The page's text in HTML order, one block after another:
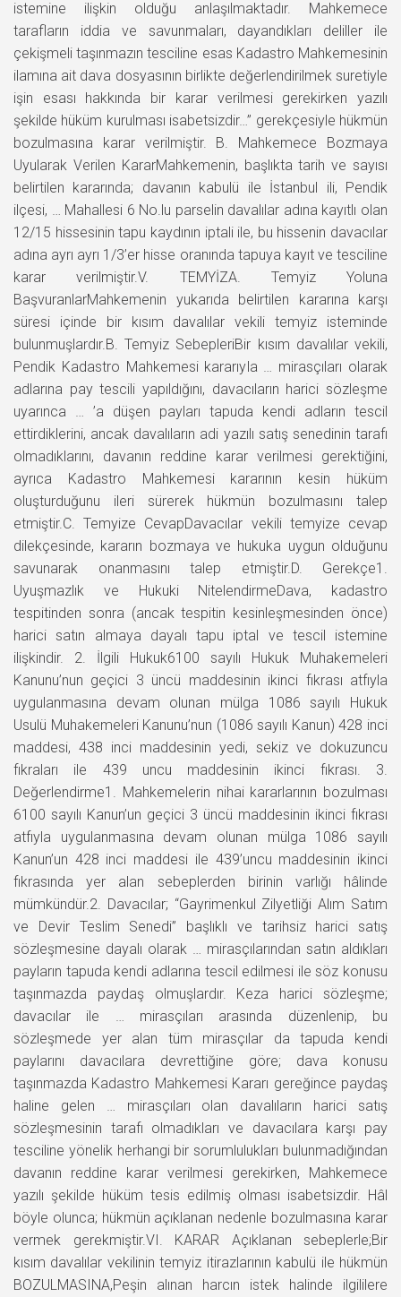
istemine ilişkin olduğu anlaşılmaktadır. Mahkemece
tarafların iddia ve savunmaları, dayandıkları deliller ile
çekişmeli taşınmazın tesciline esas Kadastro Mahkemesinin
ilamına ait dava dosyasının birlikte değerlendirilmek suretiyle
işin esası hakkında bir karar verilmesi gerekirken yazılı
şekilde hüküm kurulması isabetsizdir…” gerekçesiyle hükmün
bozulmasına karar verilmiştir. B. Mahkemece Bozmaya
Uyularak Verilen KararMahkemenin, başlıkta tarih ve sayısı
belirtilen kararında; davanın kabulü ile İstanbul ili, Pendik
ilçesi, … Mahallesi 6 No.lu parselin davalılar adına kayıtlı olan
12/15 hissesinin tapu kaydının iptali ile, bu hissenin davacılar
adına ayrı ayrı 1/3’er hisse oranında tapuya kayıt ve tesciline
karar verilmiştir.V. TEMYİZA. Temyiz Yoluna
BaşvuranlarMahkemenin yukarıda belirtilen kararına karşı
süresi içinde bir kısım davalılar vekili temyiz isteminde
bulunmuşlardır.B. Temyiz SebepleriBir kısım davalılar vekili,
Pendik Kadastro Mahkemesi kararıyla … mirasçıları olarak
adlarına pay tescili yapıldığını, davacıların harici sözleşme
uyarınca … ’a düşen payları tapuda kendi adların tescil
ettirdiklerini, ancak davalıların adi yazılı satış senedinin tarafı
olmadıklarını, davanın reddine karar verilmesi gerektiğini,
ayrıca Kadastro Mahkemesi kararının kesin hüküm
oluşturduğunu ileri sürerek hükmün bozulmasını talep
etmiştir.C. Temyize CevapDavacılar vekili temyize cevap
dilekçesinde, kararın bozmaya ve hukuka uygun olduğunu
savunarak onanmasını talep etmiştir.D. Gerekçe1.
Uyuşmazlık ve Hukuki NitelendirmeDava, kadastro
tespitinden sonra (ancak tespitin kesinleşmesinden önce)
harici satın almaya dayalı tapu iptal ve tescil istemine
ilişkindir. 2. İlgili Hukuk6100 sayılı Hukuk Muhakemeleri
Kanunu’nun geçici 3 üncü maddesinin ikinci fıkrası atfıyla
uygulanmasına devam olunan mülga 1086 sayılı Hukuk
Usulü Muhakemeleri Kanunu’nun (1086 sayılı Kanun) 428 inci
maddesi, 438 inci maddesinin yedi, sekiz ve dokuzuncu
fıkraları ile 439 uncu maddesinin ikinci fıkrası. 3.
Değerlendirme1. Mahkemelerin nihai kararlarının bozulması
6100 sayılı Kanun’un geçici 3 üncü maddesinin ikinci fıkrası
atfıyla uygulanmasına devam olunan mülga 1086 sayılı
Kanun’un 428 inci maddesi ile 439’uncu maddesinin ikinci
fıkrasında yer alan sebeplerden birinin varlığı hâlinde
mümkündür.2. Davacılar; “Gayrimenkul Zilyetliği Alım Satım
ve Devir Teslim Senedi” başlıklı ve tarihsiz harici satış
sözleşmesine dayalı olarak … mirasçılarından satın aldıkları
payların tapuda kendi adlarına tescil edilmesi ile söz konusu
taşınmazda paydaş olmuşlardır. Keza harici sözleşme;
davacılar ile … mirasçıları arasında düzenlenip, bu
sözleşmede yer alan tüm mirasçılar da tapuda kendi
paylarını davacılara devrettiğine göre; dava konusu
taşınmazda Kadastro Mahkemesi Kararı gereğince paydaş
haline gelen … mirasçıları olan davalıların harici satış
sözleşmesinin tarafı olmadıkları ve davacılara karşı pay
tesciline yönelik herhangi bir sorumlulukları bulunmadığından
davanın reddine karar verilmesi gerekirken, Mahkemece
yazılı şekilde hüküm tesis edilmiş olması isabetsizdir. Hâl
böyle olunca; hükmün açıklanan nedenle bozulmasına karar
vermek gerekmiştir.VI. KARAR Açıklanan sebeplerle;Bir
kısım davalılar vekilinin temyiz itirazlarının kabulü ile hükmün
BOZULMASINA,Peşin alınan harcın istek halinde ilgililere